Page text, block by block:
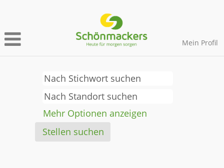
Mein Profil
Mehr Optionen anzeigen